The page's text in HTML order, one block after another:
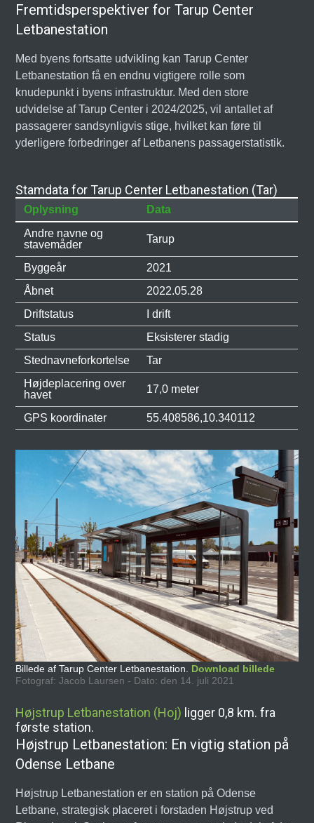
Fremtidsperspektiver for Tarup Center
Letbanestation
Med byens fortsatte udvikling kan Tarup Center
Letbanestation få en endnu vigtigere rolle som
knudepunkt i byens infrastruktur. Med den store
udvidelse af Tarup Center i 2024/2025, vil antallet af
passagerer sandsynligvis stige, hvilket kan føre til
yderligere forbedringer af Letbanens passagerstatistik.
Stamdata for Tarup Center Letbanestation (Tar)
Oplysning
Data
Andre navne og
stavemåder
Tarup
Byggeår
2021
Åbnet
2022.05.28
Driftstatus
I drift
Status
Eksisterer stadig
Stednavneforkortelse
Tar
Højdeplacering over
havet
17,0 meter
GPS koordinater 55.408586,10.340112
Billede af Tarup Center Letbanestation. Download billede
Fotograf: Jacob Laursen - Dato: den 14. juli 2021
Højstrup Letbanestation (Hoj) ligger 0,8 km. fra
første station.
Højstrup Letbanestation: En vigtig station på
Odense Letbane
Højstrup Letbanestation er en station på Odense
Letbane, strategisk placeret i forstaden Højstrup ved